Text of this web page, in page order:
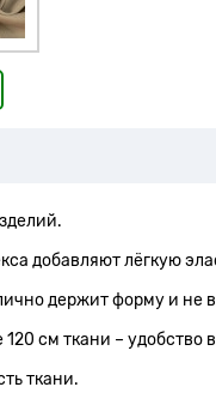
добавляют лёгкую
держит форму и не
см ткани –
ткани.